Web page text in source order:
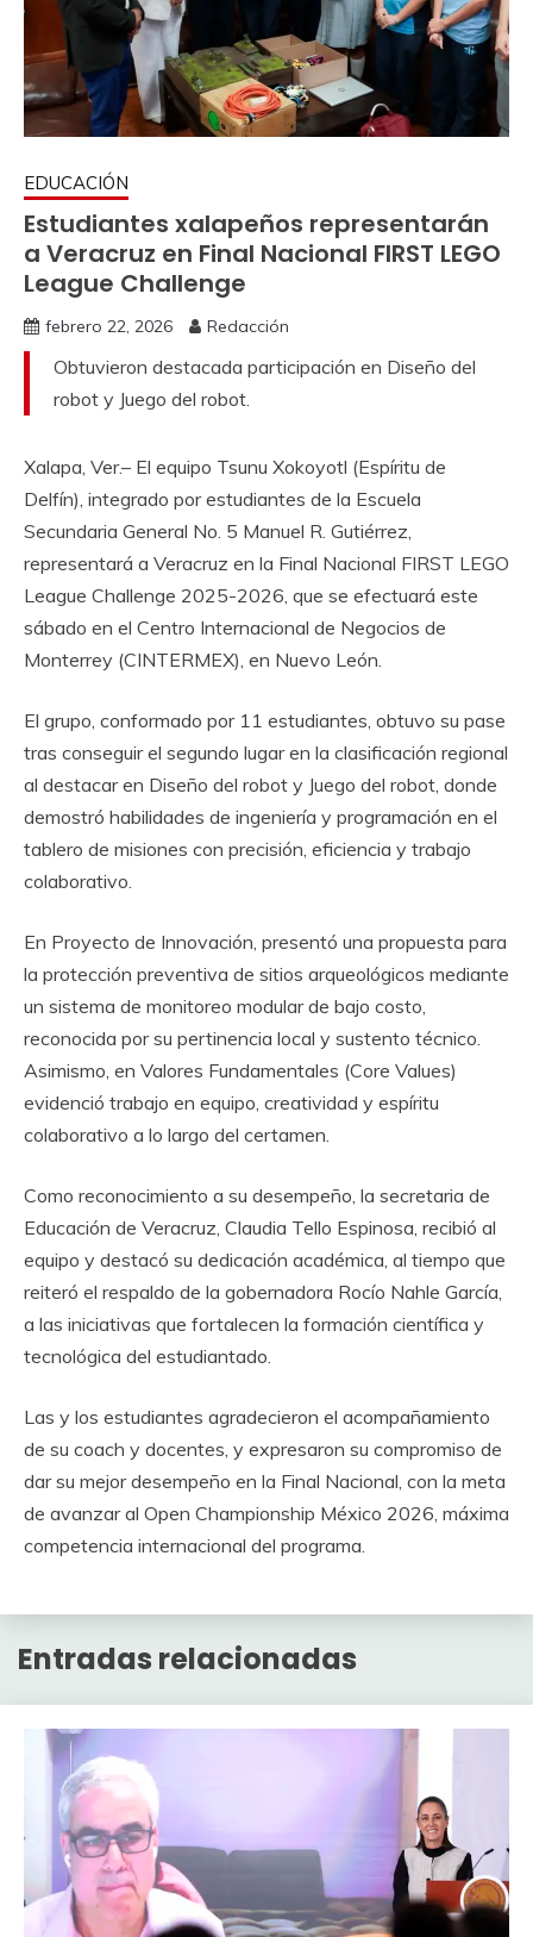
EDUCACIÓN
Estudiantes xalapeños representarán
a Veracruz en Final Nacional FIRST LEGO
League Challenge
febrero 22, 2026 Redacción
Obtuvieron destacada participación en Diseño del
robot y Juego del robot.
Xalapa, Ver.– El equipo Tsunu Xokoyotl (Espíritu de
Delfín), integrado por estudiantes de la Escuela
Secundaria General No. 5 Manuel R. Gutiérrez,
representará a Veracruz en la Final Nacional FIRST LEGO
League Challenge 2025-2026, que se efectuará este
sábado en el Centro Internacional de Negocios de
Monterrey (CINTERMEX), en Nuevo León.
El grupo, conformado por 11 estudiantes, obtuvo su pase
tras conseguir el segundo lugar en la clasificación regional
al destacar en Diseño del robot y Juego del robot, donde
demostró habilidades de ingeniería y programación en el
tablero de misiones con precisión, eficiencia y trabajo
colaborativo.
En Proyecto de Innovación, presentó una propuesta para
la protección preventiva de sitios arqueológicos mediante
un sistema de monitoreo modular de bajo costo,
reconocida por su pertinencia local y sustento técnico.
Asimismo, en Valores Fundamentales (Core Values)
evidenció trabajo en equipo, creatividad y espíritu
colaborativo a lo largo del certamen.
Como reconocimiento a su desempeño, la secretaria de
Educación de Veracruz, Claudia Tello Espinosa, recibió al
equipo y destacó su dedicación académica, al tiempo que
reiteró el respaldo de la gobernadora Rocío Nahle García,
a las iniciativas que fortalecen la formación científica y
tecnológica del estudiantado.
Las y los estudiantes agradecieron el acompañamiento
de su coach y docentes, y expresaron su compromiso de
dar su mejor desempeño en la Final Nacional, con la meta
de avanzar al Open Championship México 2026, máxima
competencia internacional del programa.
Entradas relacionadas